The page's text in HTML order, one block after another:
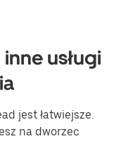
usługi
jest łatwiejsze.
na dworzec